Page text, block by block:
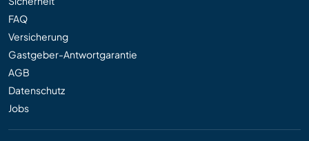
FAQ
Versicherung
Gastgeber-Antwortgarantie
AGB
Datenschutz
Jobs